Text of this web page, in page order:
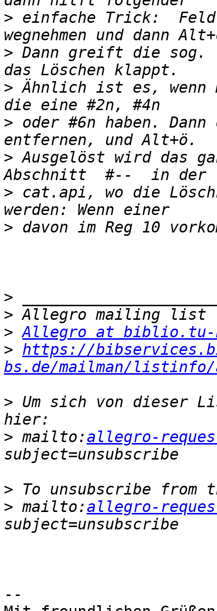
> einfache Trick:
> Dann greift die sog.
> Ähnlich ist es, wenn
> oder #6n haben.
> Ausgelöst wird das
> cat.api, wo die
>
>
>
> Allegro at biblio.tu-
> https://
bs.de/mailman/
> Um sich von dieser
> mailto:allegro-
>
> mailto:allegro-
--